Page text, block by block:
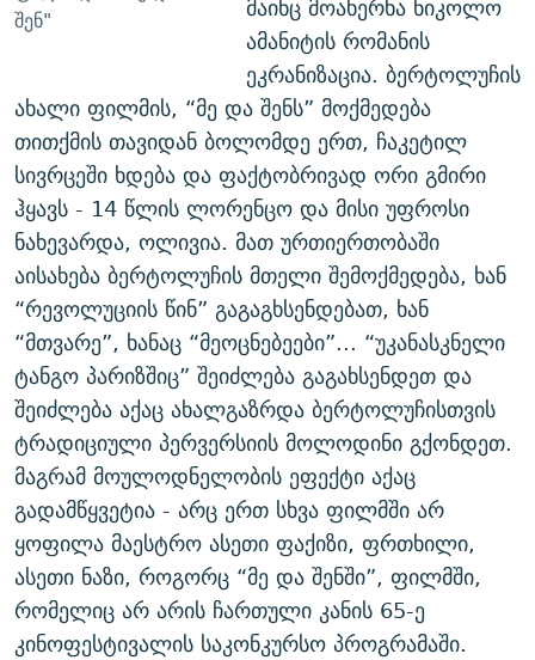
შენ"
მაინც მოახერხა ნიკოლო
ამანიტის რომანის
ეკრანიზაცია. ბერტოლუჩის
ახალი ფილმის, “მე და შენს” მოქმედება
თითქმის თავიდან ბოლომდე ერთ, ჩაკეტილ
სივრცეში ხდება და ფაქტობრივად ორი გმირი
ჰყავს - 14 წლის ლორენცო და მისი უფროსი
ნახევარდა, ოლივია. მათ ურთიერთობაში
აისახება ბერტოლუჩის მთელი შემოქმედება, ხან
“რევოლუციის წინ” გაგაგხსენდებათ, ხან
“მთვარე”, ხანაც “მეოცნებეები”... “უკანასკნელი
ტანგო პარიზშიც” შეიძლება გაგახსენდეთ და
შეიძლება აქაც ახალგაზრდა ბერტოლუჩისთვის
ტრადიციული პერვერსიის მოლოდინი გქონდეთ.
მაგრამ მოულოდნელობის ეფექტი აქაც
გადამწყვეტია - არც ერთ სხვა ფილმში არ
ყოფილა მაესტრო ასეთი ფაქიზი, ფრთხილი,
ასეთი ნაზი, როგორც “მე და შენში”, ფილმში,
რომელიც არ არის ჩართული კანის 65-ე
კინოფესტივალის საკონკურსო პროგრამაში.